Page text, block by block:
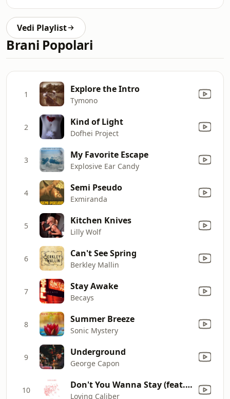
Vedi Playlist
Brani Popolari
1 Explore the Intro
Tymono
2 Kind of Light
Dofhei Project
3 My Favorite Escape
Explosive Ear Candy
4 Semi Pseudo
Exmiranda
5 Kitchen Knives
Lilly Wolf
6 Can't See Spring
Berkley Mallin
7 Stay Awake
Becays
8 Summer Breeze
Sonic Mystery
9 Underground
George Capon
10 Don't You Wanna Stay (feat. Ellen Hagerius)
Loving Caliber